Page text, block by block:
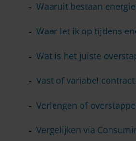
Waaruit bestaan
Waar let ik op tijdens
Wat is het juiste
Vast of variabel
Verlengen of
Vergelijken via